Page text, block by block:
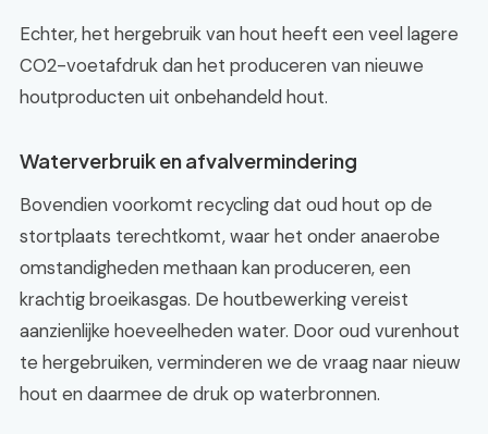
Echter, het hergebruik van hout heeft een veel lagere
CO2-voetafdruk dan het produceren van nieuwe
houtproducten uit onbehandeld hout.
Waterverbruik en afvalvermindering
Bovendien voorkomt recycling dat oud hout op de
stortplaats terechtkomt, waar het onder anaerobe
omstandigheden methaan kan produceren, een
krachtig broeikasgas. De houtbewerking vereist
aanzienlijke hoeveelheden water. Door oud vurenhout
te hergebruiken, verminderen we de vraag naar nieuw
hout en daarmee de druk op waterbronnen.